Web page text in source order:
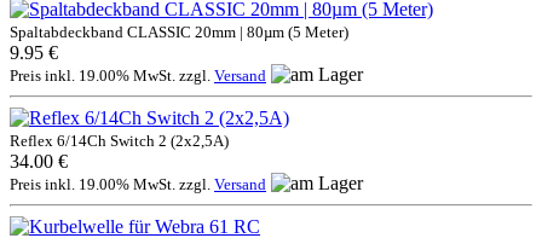
Spaltabdeckband CLASSIC 20mm | 80µm (5 Meter)
9.95 €
Preis inkl. 19.00% MwSt. zzgl. Versand
Reflex 6/14Ch Switch 2 (2x2,5A)
34.00 €
Preis inkl. 19.00% MwSt. zzgl. Versand